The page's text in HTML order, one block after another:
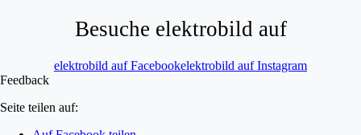
Besuche elektrobild auf
elektrobild auf Facebookelektrobild auf Instagram
Feedback
Seite teilen auf: